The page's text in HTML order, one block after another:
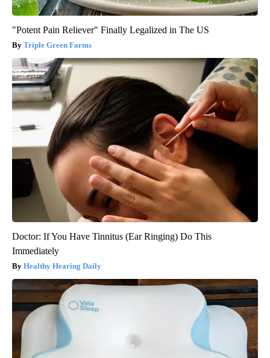
"Potent Pain Reliever" Finally Legalized in The US
Triple Green Farms
Doctor: If You Have Tinnitus (Ear Ringing) Do This
Immediately
Healthy Hearing Daily